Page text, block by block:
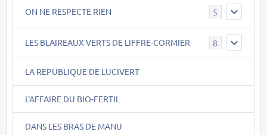
ON NE RESPECTE RIEN 5
LES BLAIREAUX VERTS DE LIFFRE-CORMIER 8
LA REPUBLIQUE DE LUCIVERT
L'AFFAIRE DU BIO-FERTIL
DANS LES BRAS DE MANU